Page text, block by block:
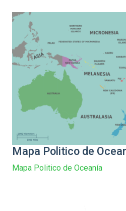
Mapa Politico de
Mapa Politico de Oceanía